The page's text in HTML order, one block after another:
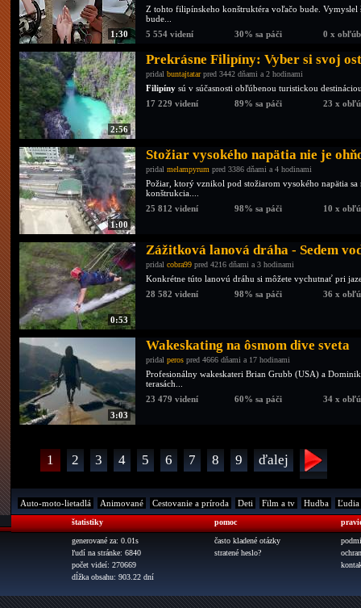
1:30
Z tohto filipínskeho konštruktéra voľačo bude.
bude...
5 554 videní
30% sa páči 0 x
2:56
Prekrásne Filipíny: Vyber si svoj
pridal buntajtatarpred 3442 dňami a 2 hodinami
Filipíny sú v súčasnosti obľúbenou turistickou
17 229 videní
89% sa páči 23 x
1:00
Stožiar vysokého napätia nie je
pridal melampyrum pred 3386 dňami a 4 hodinami
Požiar, ktorý vznikol pod stožiarom vysokého napätia
konštrukcia....
25 812 videní
98% sa páči 10 x
0:53
Zážitková lanová dráha - Sedem
pridal cobra99 pred 4216 dňami a 3 hodinami
Konkrétne túto lanovú dráhu si môžete vychutnať pri
28 582 videní
98% sa páči 36 x
3:03
Wakeskating na ôsmom dive sveta
pridal peros pred 4666 dňami a 17 hodinami
Profesionálny wakeskateri Brian Grubb (USA) a
terasách...
23 479 videní
60% sa páči 34 x
1 2 3 4 5 6 7 8 9 ďalej
Auto-moto-lietadlá Animované Cestovanie a príroda Deti Film a tv Hudba Ľudia
štatistiky
generované za: 0.01s
ľudí na stránke: 6840
počet videí: 270669
dĺžka obsahu: 903.22 dní
pomoc
často kladené otázky
stratené heslo?